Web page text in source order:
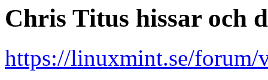
Chris Titus hissar och
https://linuxmint.se/